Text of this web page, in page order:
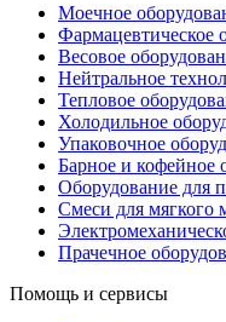
Моечное
Фармацевтическое
Весовое
Нейтральное
Тепловое
Холодильное
Упаковочное
Барное и кофейное
Оборудование для
Смеси для мягкого
Прачечное
Помощь и сервисы